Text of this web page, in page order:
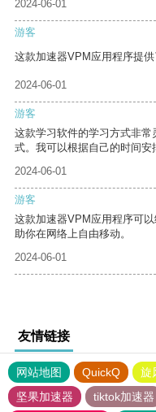
2024-06-01
游客
这款加速器VPM应用程序提供
2024-06-01
游客
这款学习软件的学习方式非
式。我可以根据自己的时间安
2024-06-01
游客
这款加速器VPM应用程序可
助你在网络上自由移动。
2024-06-01
友情链接
网站地图 QuickQ 旋
坚果加速器
tiktok加速器